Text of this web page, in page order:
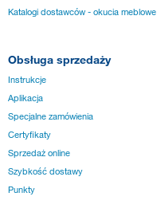
Katalogi dostawców - okucia meblowe
Obsługa sprzedaży
Instrukcje
Aplikacja
Specjalne zamówienia
Certyfikaty
Sprzedaż online
Szybkość dostawy
Punkty